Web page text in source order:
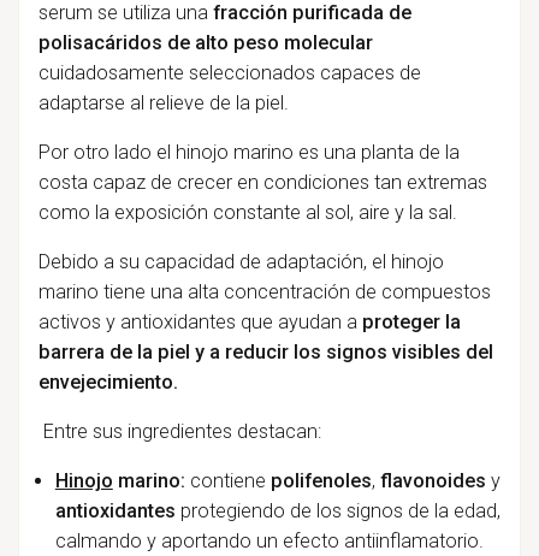
serum se utiliza una fracción purificada de
polisacáridos de alto peso molecular
cuidadosamente seleccionados capaces de
adaptarse al relieve de la piel.
Por otro lado el hinojo marino es una planta de la
costa capaz de crecer en condiciones tan extremas
como la exposición constante al sol, aire y la sal.
Debido a su capacidad de adaptación, el hinojo
marino tiene una alta concentración de compuestos
activos y antioxidantes que ayudan aproteger la
barrera de la piel y a reducir los signos visibles del
envejecimiento.
Entre sus ingredientes destacan:
Hinojo marino: contiene polifenoles, flavonoides y
antioxidantes protegiendo de los signos de la edad,
calmando y aportando un efecto antiinflamatorio.